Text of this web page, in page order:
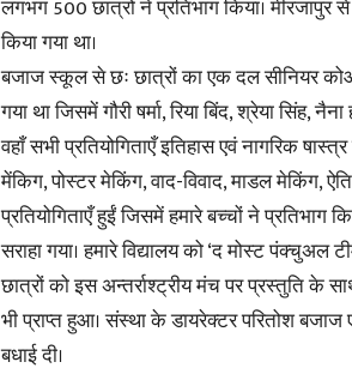
लगभग 500 छात्रों ने प्रतिभाग किया।
किया गया था।
बजाज स्कूल से छः छात्रों का एक दल सीनियर
गया था जिसमें गौरी षर्मा, रिया बिंद, श्रेया सिंह,
वहाँ सभी प्रतियोगिताएँ इतिहास एवं नागरिक
मेंकिग, पोस्टर मेकिंग, वाद-विवाद, माडल मेकिंग,
प्रतियोगिताएँ हुईं जिसमें हमारे बच्चों ने प्रतिभाग
सराहा गया। हमारे विद्यालय को ‘द मोस्ट पंक्चुअल
छात्रों को इस अन्तर्राश्ट्रीय मंच पर प्रस्तुति
भी प्राप्त हुआ। संस्था के डायरेक्टर परितोश बजाज
बधाई दी।